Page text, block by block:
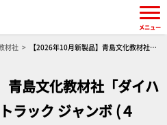
材社
【2026年10月新製品】青島文化教材社
青島文化教材社「ダイハ
ラック ジャンボ (４
メニュー